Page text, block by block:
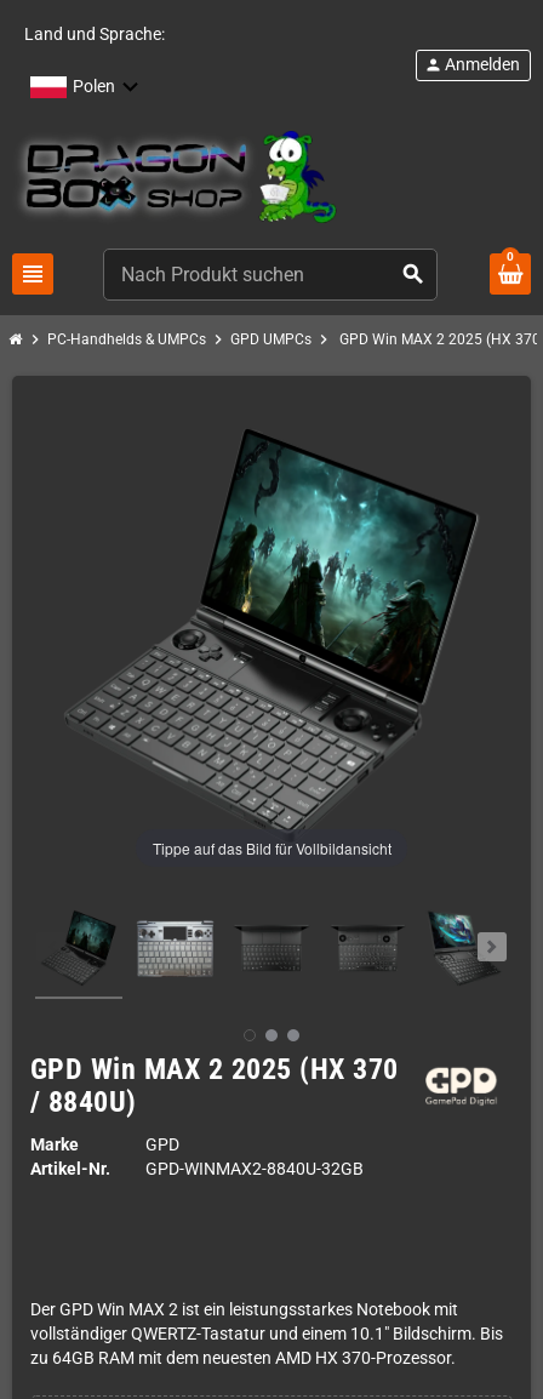
Land und Sprache:
Polen
view_headline search
person Anmelden
0
chevron_right PC-Handhelds & UMPCs chevron_right GPD UMPCs chevron_right GPD Win MAX 2 2025 (HX
Tippe auf das Bild für Vollbildansicht
GPD Win MAX 2 2025 (HX 370
/ 8840U)
Marke
GPD
Artikel-Nr.
GPD-WINMAX2-8840U-32GB
Der GPD Win MAX 2 ist ein leistungsstarkes Notebook mit
vollständiger QWERTZ-Tastatur und einem 10.1" Bildschirm. Bis
zu 64GB RAM mit dem neuesten AMD HX 370-Prozessor.